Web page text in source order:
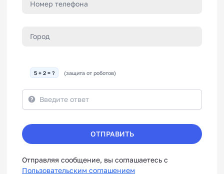
5 + 2 = ? (защита от роботов)
ОТПРАВИТЬ
Отправляя сообщение, вы соглашаетесь с
Пользовательским соглашением